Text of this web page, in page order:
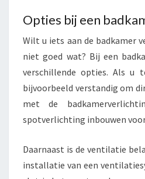
Opties bij een
Wilt u iets aan de badkamer
niet goed wat? Bij een
verschillende opties. Als u
bijvoorbeeld verstandig om
met de
spotverlichting inbouwen
Daarnaast is de ventilatie
installatie van een